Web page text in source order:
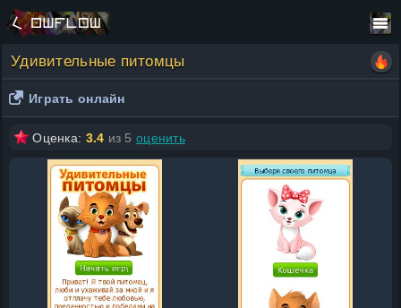
Удивительные питомцы
Играть онлайн
Оценка: 3.4 из 5 оценить